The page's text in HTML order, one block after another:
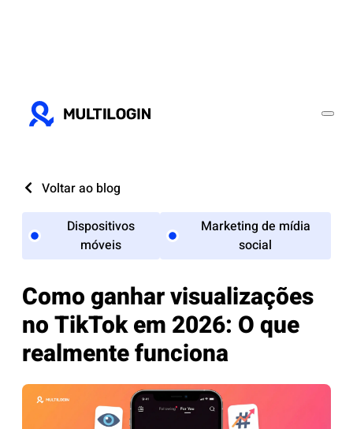
Voltar ao blog
Dispositivos
móveis
Marketing de mídia
social
Como ganhar visualizações
no TikTok em 2026: O que
realmente funciona